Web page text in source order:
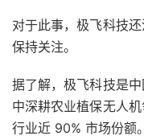
对于此事，极飞科技
保持关注。
据了解，极飞科技是
中深耕农业植保无人
行业近 90% 市场份额。